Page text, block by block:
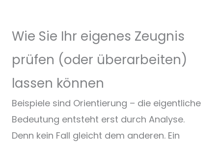
Wie Sie Ihr eigenes Zeugnis
prüfen (oder überarbeiten)
lassen können
Beispiele sind Orientierung – die eigentliche
Bedeutung entsteht erst durch Analyse.
Denn kein Fall gleicht dem anderen. Ein